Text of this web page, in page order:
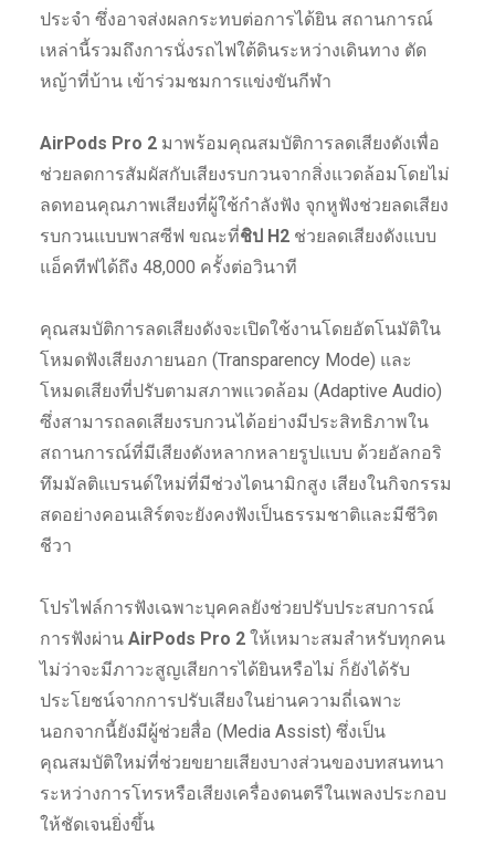
ประจำ ซึ่งอาจส่งผลกระทบต่อการได้ยิน สถานการณ์
เหล่านี้รวมถึงการนั่งรถไฟใต้ดินระหว่างเดินทาง ตัด
หญ้าที่บ้าน เข้าร่วมชมการแข่งขันกีฬา
AirPods Pro 2มาพร้อมคุณสมบัติการลดเสียงดังเพื่อ
ช่วยลดการสัมผัสกับเสียงรบกวนจากสิ่งแวดล้อมโดยไม่
ลดทอนคุณภาพเสียงที่ผู้ใช้กำลังฟัง จุกหูฟังช่วยลดเสียง
รบกวนแบบพาสซีฟ ขณะที่ชิป H2ช่วยลดเสียงดังแบบ
แอ็คทีฟได้ถึง 48,000 ครั้งต่อวินาที
คุณสมบัติการลดเสียงดังจะเปิดใช้งานโดยอัตโนมัติใน
โหมดฟังเสียงภายนอก (Transparency Mode) และ
โหมดเสียงที่ปรับตามสภาพแวดล้อม (Adaptive Audio)
ซึ่งสามารถลดเสียงรบกวนได้อย่างมีประสิทธิภาพใน
สถานการณ์ที่มีเสียงดังหลากหลายรูปแบบ ด้วยอัลกอริ
ทึมมัลติแบรนด์ใหม่ที่มีช่วงไดนามิกสูง เสียงในกิจกรรม
สดอย่างคอนเสิร์ตจะยังคงฟังเป็นธรรมชาติและมีชีวิต
ชีวา
โปรไฟล์การฟังเฉพาะบุคคลยังช่วยปรับประสบการณ์
การฟังผ่าน AirPods Pro 2ให้เหมาะสมสำหรับทุกคน
ไม่ว่าจะมีภาวะสูญเสียการได้ยินหรือไม่ ก็ยังได้รับ
ประโยชน์จากการปรับเสียงในย่านความถี่เฉพาะ
นอกจากนี้ยังมีผู้ช่วยสื่อ (Media Assist) ซึ่งเป็น
คุณสมบัติใหม่ที่ช่วยขยายเสียงบางส่วนของบทสนทนา
ระหว่างการโทรหรือเสียงเครื่องดนตรีในเพลงประกอบ
ให้ชัดเจนยิ่งขึ้น